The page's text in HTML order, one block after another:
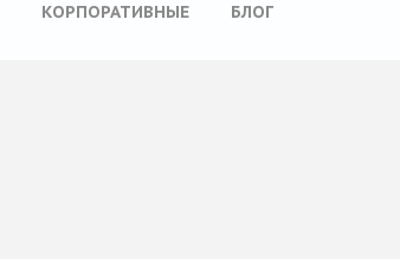
КОРПОРАТИВНЫЕ БЛОГ